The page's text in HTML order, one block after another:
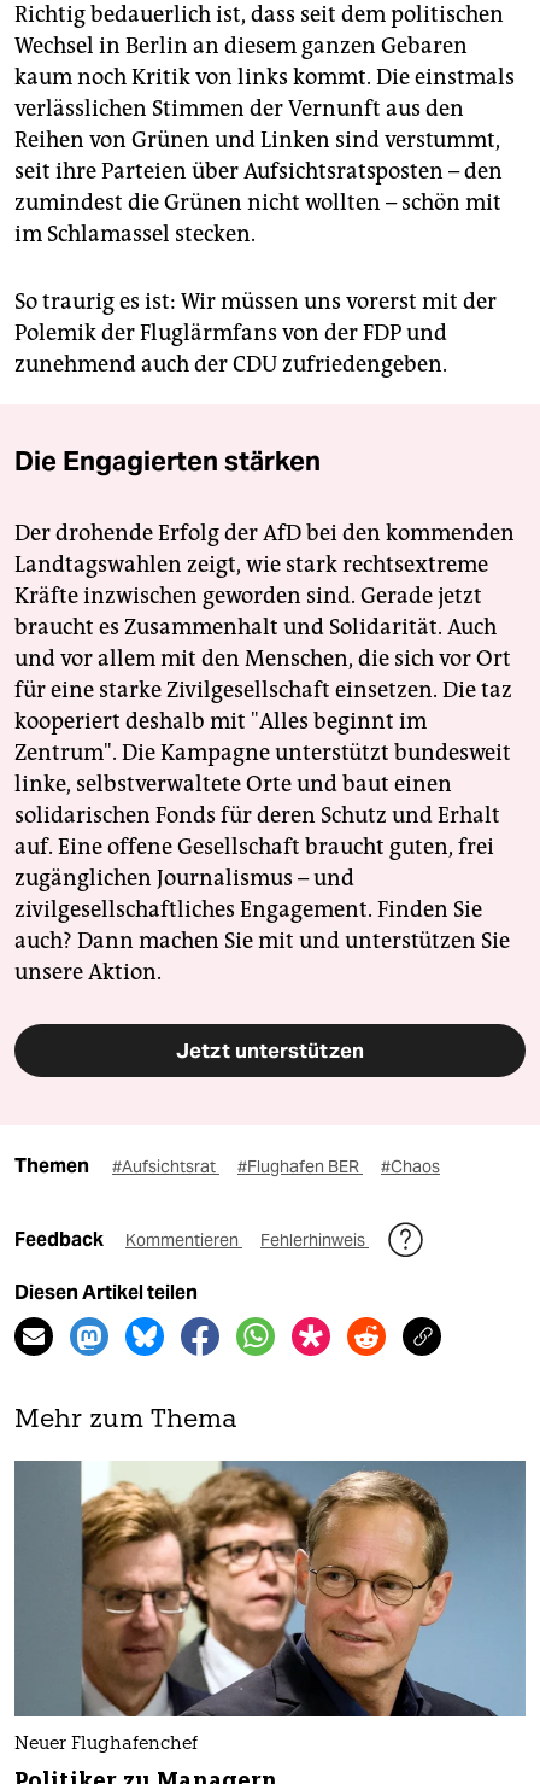
Richtig bedauerlich ist, dass seit dem politischen
Wechsel in Berlin an diesem ganzen Gebaren
kaum noch Kritik von links kommt. Die einstmals
verlässlichen Stimmen der Vernunft aus den
Reihen von Grünen und Linken sind verstummt,
seit ihre Parteien über Aufsichtsratsposten – den
zumindest die Grünen nicht wollten – schön mit
im Schlamassel stecken.
So traurig es ist: Wir müssen uns vorerst mit der
Polemik der Fluglärmfans von der FDP und
zunehmend auch der CDU zufriedengeben.
Die Engagierten stärken
Der drohende Erfolg der AfD bei den kommenden
Landtagswahlen zeigt, wie stark rechtsextreme
Kräfte inzwischen geworden sind. Gerade jetzt
braucht es Zusammenhalt und Solidarität. Auch
und vor allem mit den Menschen, die sich vor Ort
für eine starke Zivilgesellschaft einsetzen. Die taz
kooperiert deshalb mit "Alles beginnt im
Zentrum". Die Kampagne unterstützt bundesweit
linke, selbstverwaltete Orte und baut einen
solidarischen Fonds für deren Schutz und Erhalt
auf. Eine offene Gesellschaft braucht guten, frei
zugänglichen Journalismus – und
zivilgesellschaftliches Engagement. Finden Sie
auch? Dann machen Sie mit und unterstützen Sie
unsere Aktion.
Jetzt unterstützen
Themen #Aufsichtsrat #Flughafen BER #Chaos
Feedback Kommentieren Fehlerhinweis
Diesen Artikel teilen
Mehr zum Thema
Neuer Flughafenchef